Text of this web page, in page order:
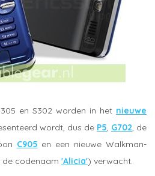
en S302 worden in het nieuwe
wordt, dus de P5 G702 , de
C905 en een nieuwe Walkman-
de codenaam 'Alicia') verwacht.